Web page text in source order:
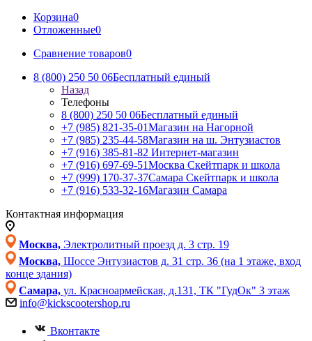
Корзина0
Отложенные0
Сравнение товаров0
8 (800) 250 50 06Бесплатный единый
Назад
Телефоны
8 (800) 250 50 06Бесплатный единый
+7 (985) 821-35-01Магазин на Нагорной
+7 (985) 235-44-58Магазин на ш. Энтузиастов
+7 (916) 385-81-82 Интернет-магазин
+7 (916) 697-69-51Москва Скейтпарк и школа
+7 (999) 170-37-37Самара Скейтпарк и школа
+7 (916) 533-32-16Магазин Самара
Контактная информация
Москва, Электролитный проезд д. 3 стр. 19
Москва, Шоссе Энтузиастов д. 31 стр. 36 (на 1 этаже, вход
конце здания)
Самара, ул. Красноармейская, д.131, ТК "ГудОк" 3 этаж
info@kickscootershop.ru
Вконтакте